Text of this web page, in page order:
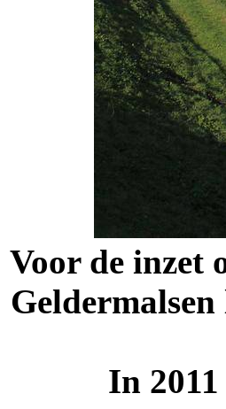
Voor de inzet
In